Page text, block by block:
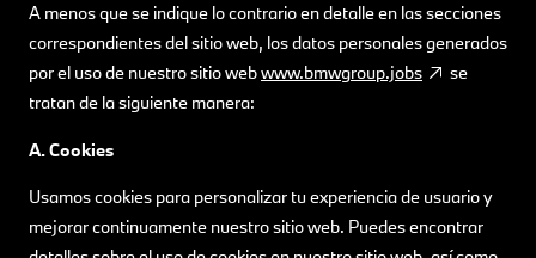
A menos que se indique lo contrario en detalle en las secciones
correspondientes del sitio web, los datos personales generados
por el uso de nuestro sitio webwww.bmwgroup.jobs
se
tratan de la siguiente manera:
A. Cookies
Usamos cookies para personalizar tu experiencia de usuario y
mejorar continuamente nuestro sitio web. Puedes encontrar